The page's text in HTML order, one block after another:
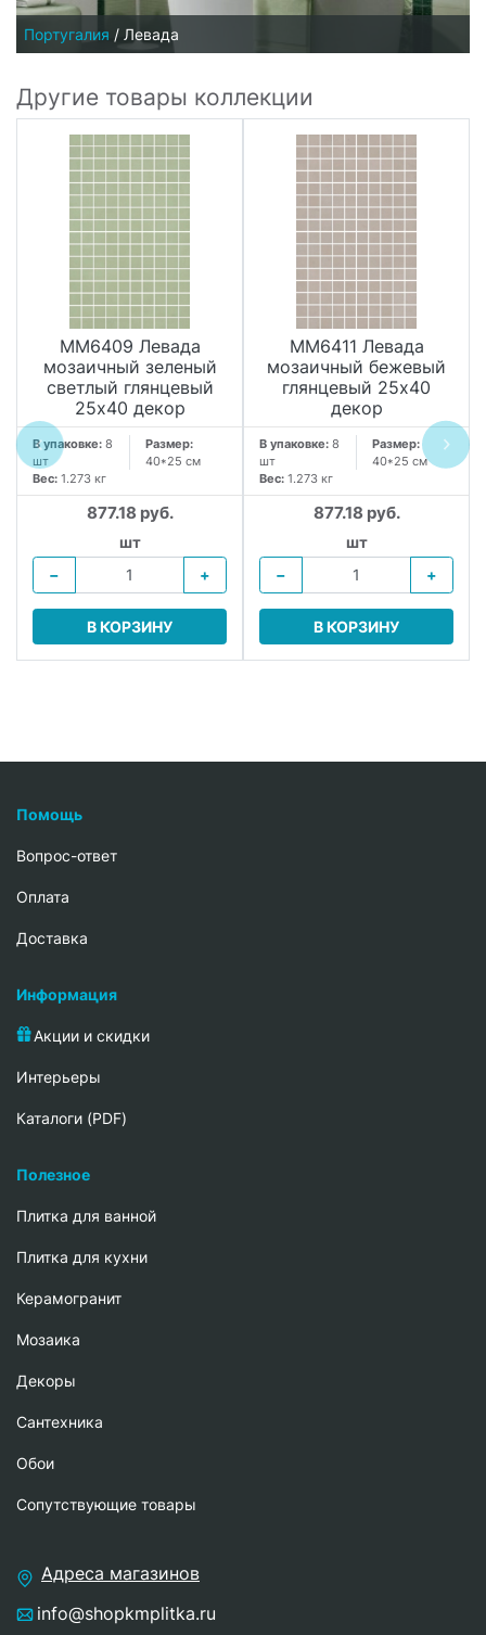
Португалия / Левада
Другие товары коллекции
MM6409 Левада
мозаичный зеленый
светлый глянцевый
25х40 декор
В упаковке: 8
шт
Размер:
40*25 см
Вес: 1.273 кг
877.18 руб.
шт
−
+
В КОРЗИНУ
MM6411 Левада
мозаичный бежевый
глянцевый 25х40
декор
В упаковке: 8
шт
Размер:
40*25 см
Вес: 1.273 кг
877.18 руб.
шт
−
+
В КОРЗИНУ
Помощь
Вопрос-ответ
Oплата
Доставка
Информация
Акции и скидки
Интерьеры
Каталоги (PDF)
Полезное
Плитка для ванной
Плитка для кухни
Керамогранит
Мозаика
Декоры
Сантехника
Обои
Сопутствующие товары
Адреса магазинов
info@shopkmplitka.ru